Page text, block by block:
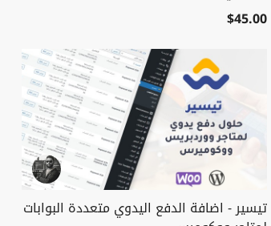
$45.00
تيسير - اضافة الدفع اليدوي متعددة البوابات